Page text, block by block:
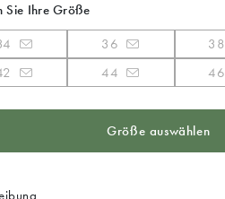
Sie Ihre Größe
36 38
44 46
Größe auswählen